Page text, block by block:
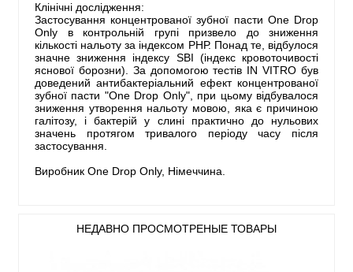
Клінічні дослідження:
Застосування концентрованої зубної пасти One Drop
Only в контрольній групі призвело до зниження
кількості нальоту за індексом РНР. Понад те, відбулося
значне зниження індексу SBI (індекс кровоточивості
яснової борозни). За допомогою тестів IN VITRO був
доведений антибактеріальний ефект концентрованої
зубної пасти "One Drop Only", при цьому відбувалося
зниження утворення нальоту мовою, яка є причиною
галітозу, і бактерій у слині практично до нульових
значень протягом тривалого періоду часу після
застосування.
Виробник One Drop Only, Німеччина.
НЕДАВНО ПРОСМОТРЕНЫЕ ТОВАРЫ